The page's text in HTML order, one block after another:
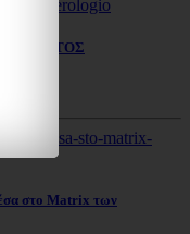
στο Matrix των